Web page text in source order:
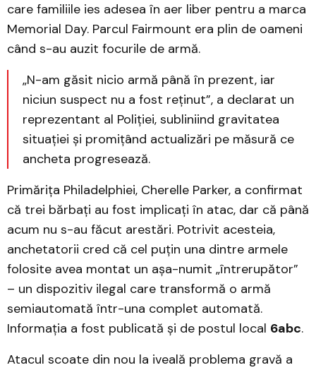
care familiile ies adesea în aer liber pentru a marca
Memorial Day. Parcul Fairmount era plin de oameni
când s-au auzit focurile de armă.
„N-am găsit nicio armă până în prezent, iar
niciun suspect nu a fost reținut”, a declarat un
reprezentant al Poliției, subliniind gravitatea
situației și promițând actualizări pe măsură ce
ancheta progresează.
Primărița Philadelphiei, Cherelle Parker, a confirmat
că trei bărbați au fost implicați în atac, dar că până
acum nu s-au făcut arestări. Potrivit acesteia,
anchetatorii cred că cel puțin una dintre armele
folosite avea montat un așa-numit „întrerupător”
– un dispozitiv ilegal care transformă o armă
semiautomată într-una complet automată.
Informația a fost publicată și de postul local 6abc.
Atacul scoate din nou la iveală problema gravă a